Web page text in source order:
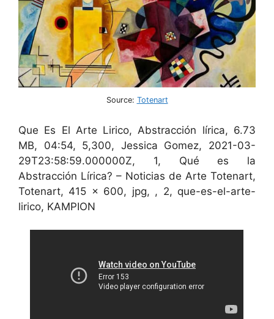
Source: Totenart
Que Es El Arte Lirico, Abstracción lírica, 6.73
MB, 04:54, 5,300, Jessica Gomez, 2021-03-
29T23:58:59.000000Z, 1, Qué es la
Abstracción Lírica? – Noticias de Arte Totenart,
Totenart, 415 x 600, jpg, , 2, que-es-el-arte-
lirico, KAMPION